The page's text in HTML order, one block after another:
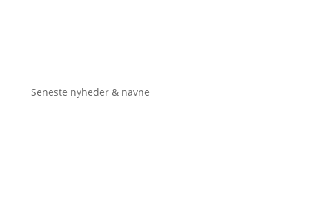
Seneste nyheder & navne